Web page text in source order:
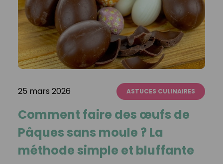
25 mars 2026 ASTUCES CULINAIRES
Comment faire des œufs de
Pâques sans moule ? La
méthode simple et bluffante